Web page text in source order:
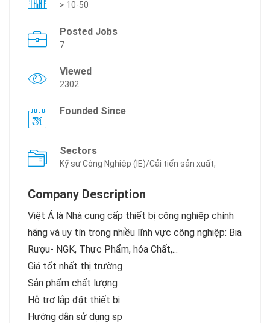
> 10-50
Posted Jobs
7
Viewed
2302
Founded Since
Sectors
Kỹ sư Công Nghiệp (IE)/Cải tiến sản xuất,
Company Description
Việt Á là Nhà cung cấp thiết bị công nghiệp chính
hãng và uy tín trong nhiều lĩnh vực công nghiệp: Bia
Rượu- NGK, Thực Phẩm, hóa Chất,...
Giá tốt nhất thị trường
Sản phẩm chất lượng
Hỗ trợ lắp đặt thiết bị
Hướng dẫn sử dụng sp